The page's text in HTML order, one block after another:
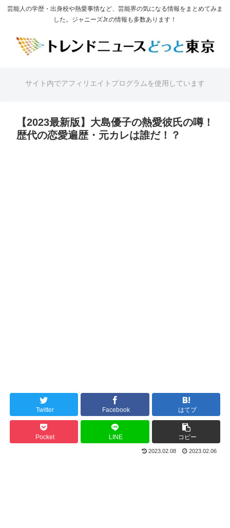
芸能人の学歴・出身校や熱愛事情など、芸能界の気になる情報をまとめてみま
した。ジャニーズJr.の情報も多数あります！
サイト内でアフィリエイトプログラムを使用しています
【2023最新版】大島優子の熱愛彼氏の噂！
歴代の恋愛遍歴・元カレは誰だ！？
Twitter Facebook はてブ
Pocket LINE コピー
2023.02.08 2023.02.06